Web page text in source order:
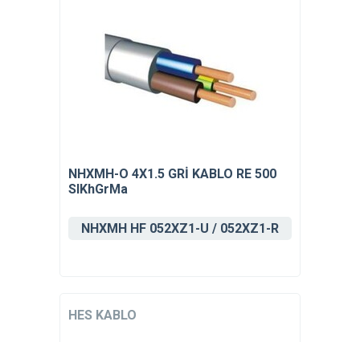
NHXMH-O 4X1.5 GRİ KABLO RE 500
SIKhGrMa
NHXMH HF 052XZ1-U / 052XZ1-R
HES KABLO